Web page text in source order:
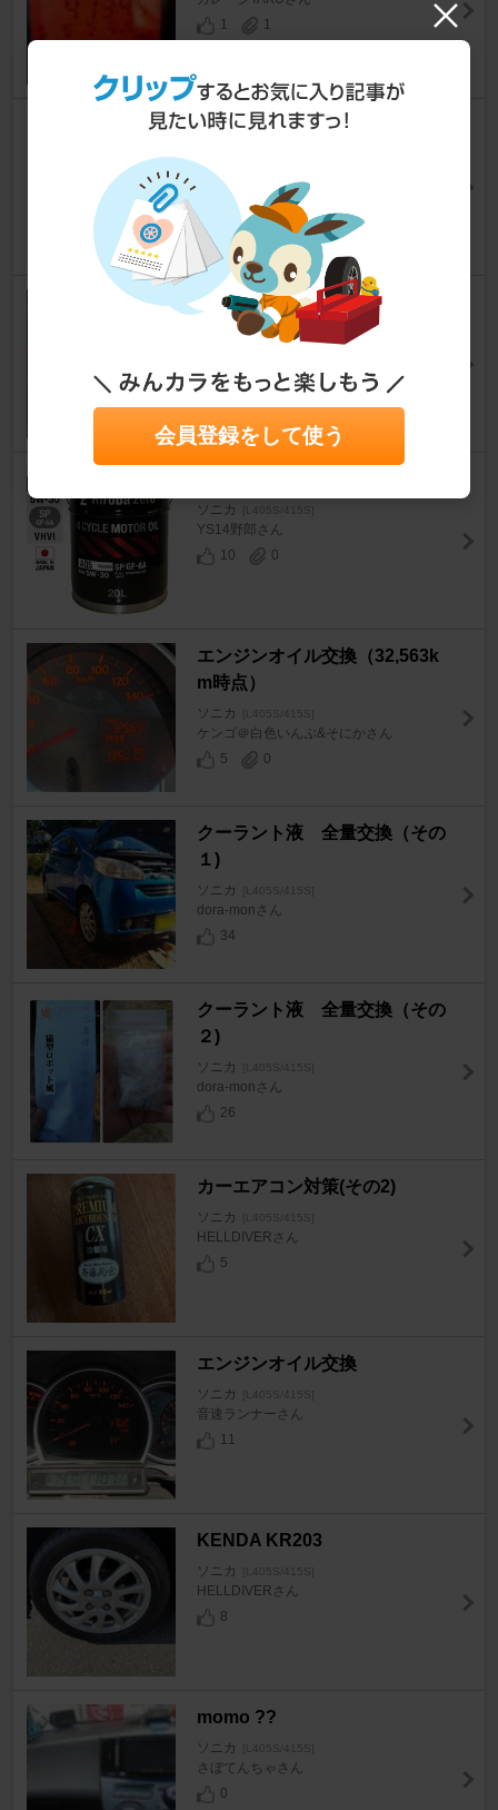
1
1
エンジンオイル交換【備忘録】
ibikingさん
0
オイルエレメント交換
[L405S/415S]
3
0
ソニカ [L405S/415S]
YS14野郎さん
10
0
エンジンオイル交換（32,563k
m時点）
ソニカ [L405S/415S]
ケンゴ＠白色いんぷ&そにかさん
5
0
クーラント液 全量交換（その
１)
ソニカ [L405S/415S]
dora-monさん
34
クーラント液 全量交換（その
２)
ソニカ [L405S/415S]
dora-monさん
26
カーエアコン対策(その2)
ソニカ [L405S/415S]
HELLDIVERさん
5
エンジンオイル交換
ソニカ [L405S/415S]
音速ランナーさん
11
KENDA KR203
ソニカ [L405S/415S]
HELLDIVERさん
8
momo ??
ソニカ [L405S/415S]
さぼてんちゃさん
0
会員登録をして使う